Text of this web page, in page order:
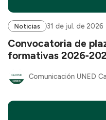
Noticias 31 de jul. de 2026
Convocatoria de
formativas 2026-
Comunicación UNED